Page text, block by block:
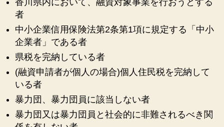
香川県内において、融資対象事業を行おうとする
者
中小企業信用保険法第2条第1項に規定する「中小
企業者」である者
県税を完納している者
(融資申請者が個人の場合)個人住民税を完納して
いる者
暴力団、暴力団員に該当しない者
暴力団又は暴力団員と社会的に非難されるべき関